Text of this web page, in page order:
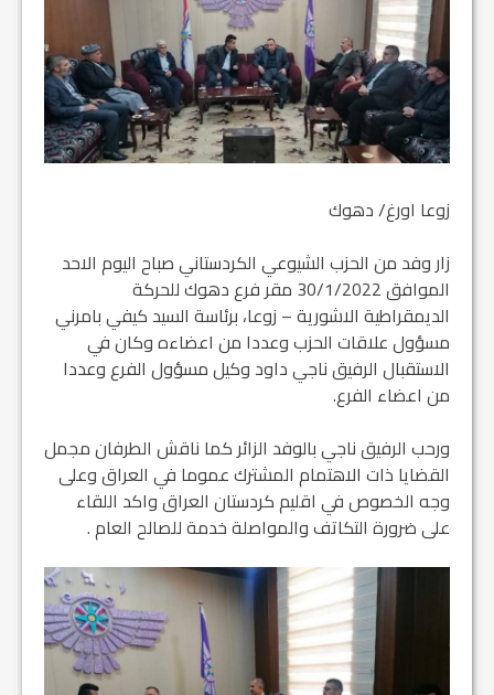
زوعا اورغ/ دهوك
زار وفد من الحزب الشيوعي الكردستاني صباح اليوم الاحد
الموافق 30/1/2022 مقر فرع دهوك للحركة
الديمقراطية الاشورية – زوعا، برئاسة السيد كيفي بامرني
مسؤول علاقات الحزب وعددا من اعضاءه وكان في
الاستقبال الرفيق ناجي داود وكيل مسؤول الفرع وعددا
من اعضاء الفرع.
ورحب الرفيق ناجي بالوفد الزائر كما ناقش الطرفان مجمل
القضايا ذات الاهتمام المشترك عموما في العراق وعلى
وجه الخصوص في اقليم كردستان العراق واكد اللقاء
على ضرورة التكاتف والمواصلة خدمة للصالح العام .